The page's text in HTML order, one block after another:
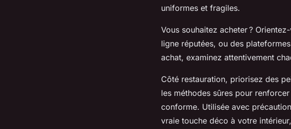
uniformes et fragiles.
Vous souhaitez acheter ?
ligne réputées, ou des
achat, examinez attentivement
Côté restauration, priorisez des
les méthodes sûres pour
conforme. Utilisée avec
vraie touche déco à votre